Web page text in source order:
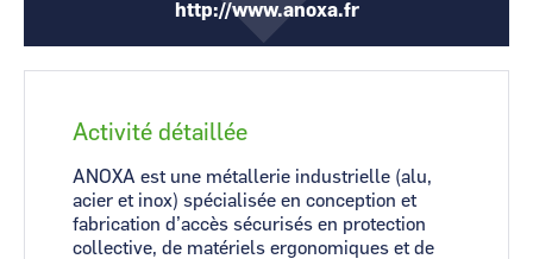
http://www.anoxa.fr
Activité détaillée
ANOXA est une métallerie industrielle (alu,
acier et inox) spécialisée en conception et
fabrication d’accès sécurisés en protection
collective, de matériels ergonomiques et de